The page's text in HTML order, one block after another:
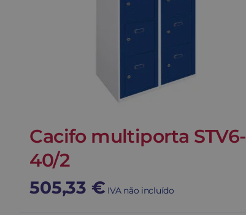
Cacifo multiporta STV6-
40/2
505,33 € IVA não incluído